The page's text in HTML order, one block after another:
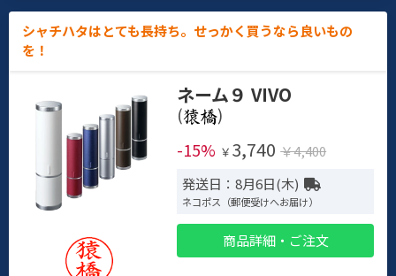
シャチハタはとても長持ち。せっかく買うなら良いもの
を！
ネーム９ VIVO
(
)
-15% ￥ 3,740 ￥4,400
発送日：8月6日(木)
ネコポス（郵便受けへお届け）
商品詳細・ご注文